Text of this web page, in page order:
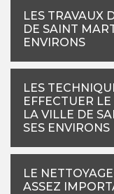
LES TRAVAUX
DE SAINT
ENVIRONS
LES
EFFECTUER
LA VILLE DE
SES ENVIRONS
LE
ASSEZ